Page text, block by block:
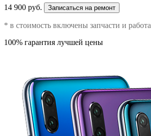
14 900 руб. Записаться на ремонт
* в стоимость включены запчасти и работа
100% гарантия лучшей цены